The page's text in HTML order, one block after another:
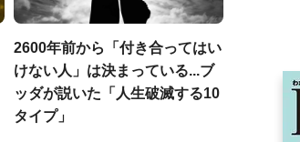
2600年前から「付き合ってはい
けない人」は決まっている...ブ
ッダが説いた「人生破滅する10
タイプ」